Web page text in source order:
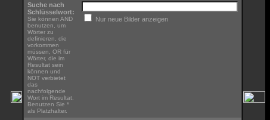
Suche nach
Schlüsselwort:
Sie können AND
benutzen, um
Wörter zu
definieren, die
vorkommen
müssen, OR für
Wörter, die im
Resultat sein
können und
NOT verbietet
das
nachfolgende
Wort im Resultat.
Benutzen Sie *
als Platzhalter.
Nur neue Bilder anzeigen